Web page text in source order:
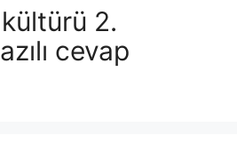
kültürü 2.
cevap